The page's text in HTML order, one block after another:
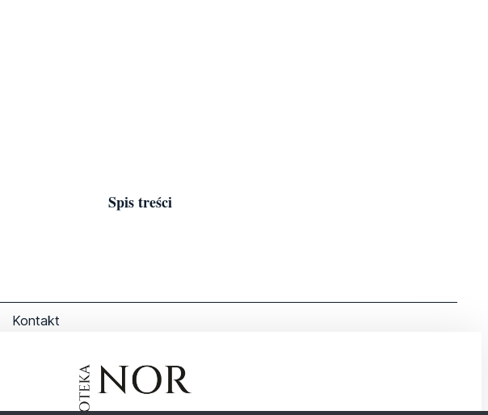
Spis treści
Kontakt